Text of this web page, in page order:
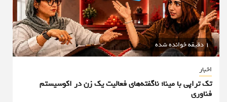
1 دقیقه خوانده شده
اخبار
تک تراپی با مینا؛ ناگفته‌های فعالیت یک زن در اکوسیستم
فناوری